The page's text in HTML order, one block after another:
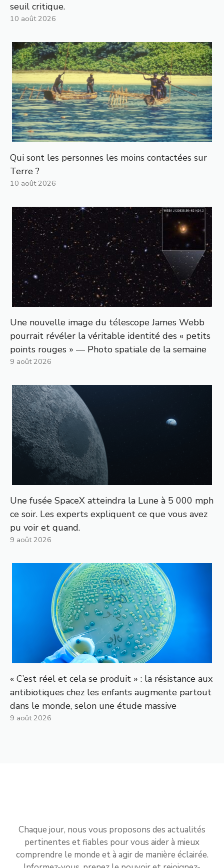
seuil critique.
10 août 2026
Qui sont les personnes les moins contactées sur
Terre ?
10 août 2026
Une nouvelle image du télescope James Webb
pourrait révéler la véritable identité des « petits
points rouges » — Photo spatiale de la semaine
9 août 2026
Une fusée SpaceX atteindra la Lune à 5 000 mph
ce soir. Les experts expliquent ce que vous avez
pu voir et quand.
9 août 2026
« C’est réel et cela se produit » : la résistance aux
antibiotiques chez les enfants augmente partout
dans le monde, selon une étude massive
9 août 2026
Chaque jour, nous vous proposons des actualités
pertinentes et fiables pour vous aider à mieux
comprendre le monde et à agir de manière éclairée.